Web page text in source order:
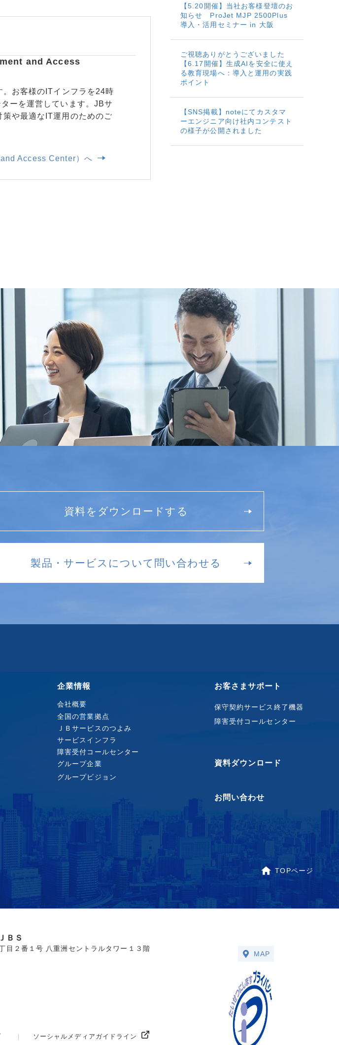
and Access
お客様のITインフラを24時
ーを運営しています。JBサ
や最適なIT運用のためのご
Access Center）へ
【5.20開催】当社お客様登壇のお
知らせ ProJet MJP 2500Plus
導入・活用セミナー in 大阪
ご視聴ありがとうございました
【6.17開催】生成AIを安全に使え
る教育現場へ：導入と運用の実践
ポイント
【SNS掲載】noteにてカスタマ
ーエンジニア向け社内コンテスト
の様子が公開されました
資料をダウンロードする
製品・サービスについて問い合わせる
企業情報
会社概要
全国の営業拠点
ＪＢサービスのつよみ
サービスインフラ
障害受付コールセンター
グループ企業
グループビジョン
お客さまサポート
保守契約サービス終了機器
障害受付コールセンター
資料ダウンロード
お問い合わせ
TOPページ
ＢＳ
目２番１号 八重洲セントラルタワー１３階
MAP
ソーシャルメディアガイドライン